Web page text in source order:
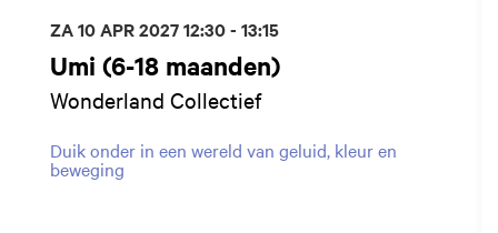
Umi (6-18 maanden)
Wonderland Collectief
Duik onder in een wereld van geluid, kleur en
beweging
ZA 10 APR 202712:30 - 13:15